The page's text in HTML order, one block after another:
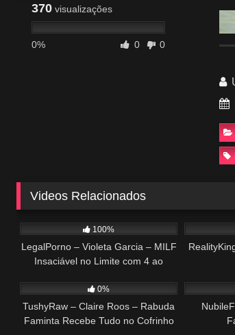
370 visualizações
0% 0 0
Videos Relacionados
100%
LegalPorno – Violeta Garcia – MILF
Insaciável no Limite com 4 ao
0%
TushyRaw – Claire Roos – Rabuda
Faminta Recebe Tudo no Cofrinho